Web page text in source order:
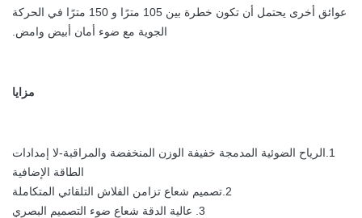
عوائق أخرى يحتمل أن تكون خطرة بين 105 مترًا و 150 مترًا في الحركة
الجوية مع ضوء أمان أبيض وامض.
مزايا
1.الرياح الضوئية المدمجة خفيفة الوزن المنخفضة والمراقبة-لا إمدادات
الطاقة الإضافية
2.تصميم شعاع تزامن الفلاش التلقائي المتكاملة
3. عالية الدقة شعاع ضوء التصميم البصري